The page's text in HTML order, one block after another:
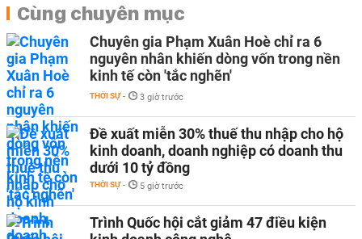
Cùng chuyên mục
Chuyên gia Phạm Xuân Hoè chỉ ra 6
nguyên nhân khiến dòng vốn trong nền
kinh tế còn 'tắc nghẽn'
THỜI SỰ - 3 giờ trước
Đề xuất miễn 30% thuế thu nhập cho hộ
kinh doanh, doanh nghiệp có doanh thu
dưới 10 tỷ đồng
THỜI SỰ - 5 giờ trước
Trình Quốc hội cắt giảm 47 điều kiện